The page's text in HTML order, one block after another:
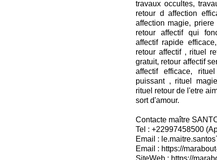
travaux occultes,
retour d affection
affection magie,
retour affectif qui
affectif rapide
retour affectif , rituel
gratuit, retour affectif
affectif efficace,
puissant , rituel
rituel retour de l'etre
sort d'amour.
Contacte maître
Tel : +22997458500
Email :
Email : https://
SiteWeb : https://